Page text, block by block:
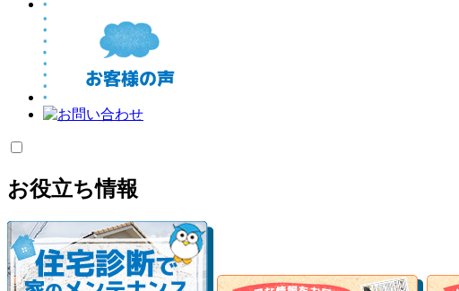
お役立ち情報